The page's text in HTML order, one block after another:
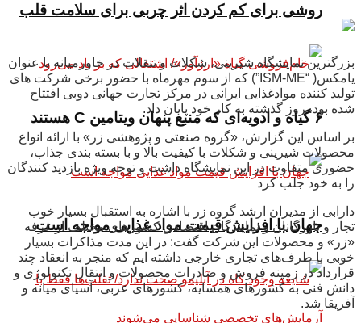
روشی برای کم کردن اثر چربی برای سلامت قلب
۶ گیاه و ادویه‌ای که منبع پنهان ویتامین C هستند
جهان با افزایش قیمت مواد غذایی مواجه است
بزرگترین نمایشگاه شیرینی، شکلات و تنقلات در خاورمیانه با عنوان
یامکس( “ISM-ME”) که از سوم مهرماه با حضور برخی شرکت های
تولید کننده موادغذایی ایرانی در مرکز تجارت جهانی دوبی افتتاح
شده بود، روز گذشته به کار خود پایان داد.
بر اساس این گزارش، «گروه صنعتی و پژوهشی زر» با ارائه انواع
محصولات شیرینی و شکلات با کیفیت بالا و با بسته بندی جذاب،
حضوری متفاوت در این نمایشگاه داشت و توجه ویژه بازدید کنندگان
را به خود جلب کرد
دارابی از مدیران ارشد گروه زر با اشاره به استقبال بسیار خوب
تجار و بازرگانان و ‌نمایندگان اقتصادی کشورهای مختلف از غرفه
«زر» و محصولات این شرکت گفت: در این مدت مذاکرات بسیار
خوبی با طرف‌های تجاری خارجی داشته ایم که منجر به انعقاد چند
قرارداد در زمینه فروش و صادرات محصولات و انتقال تکنولوژی و
دانش فنی به کشورهای همسایه، کشورهای عربی، آسیای میانه و
آفریقا شد.